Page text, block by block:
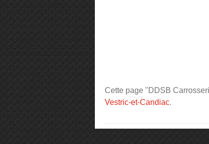
Cette page "DDSB
Vestric-et-Candiac.